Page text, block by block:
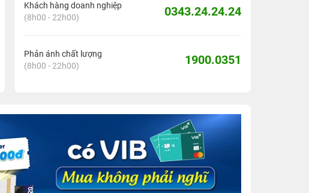
Khách hàng doanh nghiệp
(8h00 - 22h00)
0343.24.24.24
Phản ánh chất lượng
(8h00 - 22h00)
1900.0351